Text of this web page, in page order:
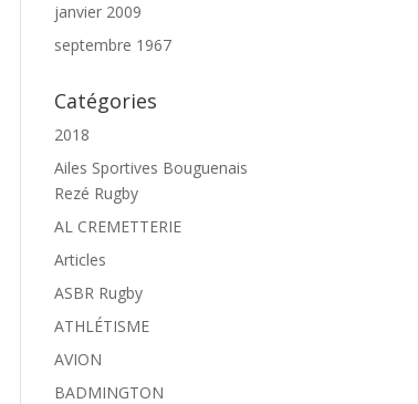
janvier 2009
septembre 1967
Catégories
2018
Ailes Sportives Bouguenais
Rezé Rugby
AL CREMETTERIE
Articles
ASBR Rugby
ATHLÉTISME
AVION
BADMINGTON